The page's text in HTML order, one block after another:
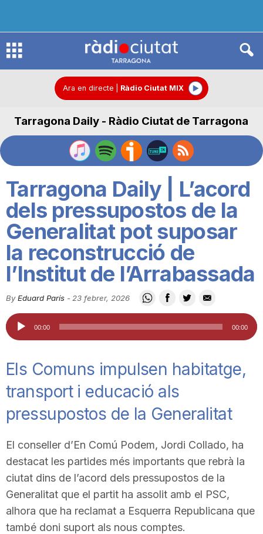
R
d
C
u
a
d
Ara en directe Ràdio Ciutat MIX
Tarragona Daily - Ràdio Ciutat de Tarragona
Tarragona Daily | L’acord
dels pressupostos de la
Generalitat pot suposar
la reconstrucció de
l’Institut de l’Arrabassada
By Eduard París - 23 febrer, 2026
Reproductor
d'àudio
00:00 00:00
Els Comuns impulsen habitatge,
transport i educació als
pressupostos de la Generalitat
El conseller d’En Comú Podem, Jordi Collado, ha
destacat les partides més importants que rebrà la
ciutat dins de l’acord dels pressupostos de la
Generalitat que el partit ha assolit amb el PSC,
alhora que ha reclamat a Esquerra Republicana que
també doni suport als nous comptes.